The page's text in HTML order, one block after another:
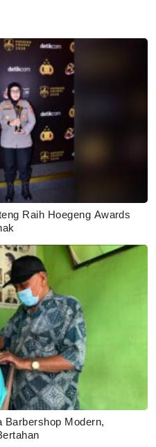
Raih Hoegeng Awards
Barbershop Modern,